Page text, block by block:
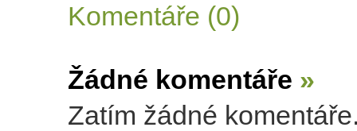
Komentáře (0)
Žádné komentáře »
Zatím žádné